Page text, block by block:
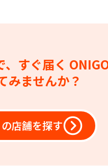
すぐ届く
みませんか？
店舗を探す